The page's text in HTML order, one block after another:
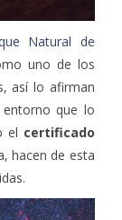
uno de los
así lo afirman
que lo
certificado
hacen de esta